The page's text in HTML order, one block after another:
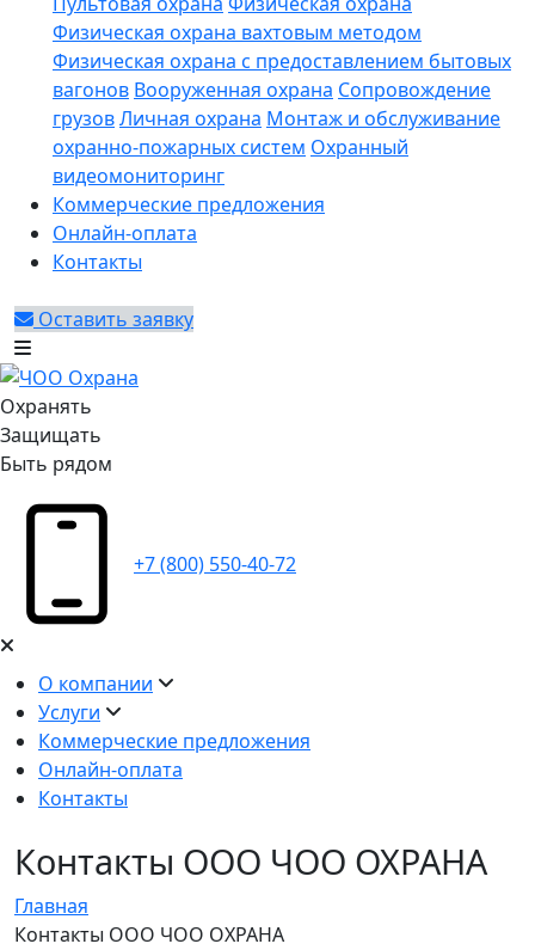
Физическая охрана вахтовым методом
Физическая охрана с предоставлением бытовых
вагонов Вооруженная охрана Сопровождение
грузовЛичная охрана Монтаж и обслуживание
охранно-пожарных систем Охранный
видеомониторинг
Коммерческие предложения
Онлайн-оплата
Контакты
Оставить заявку
Охранять
Защищать
Быть рядом
+7 (800) 550-40-72
О компании
Услуги
Коммерческие предложения
Онлайн-оплата
Контакты
Контакты ООО ЧОО ОХРАНА
Главная
Контакты ООО ЧОО ОХРАНА